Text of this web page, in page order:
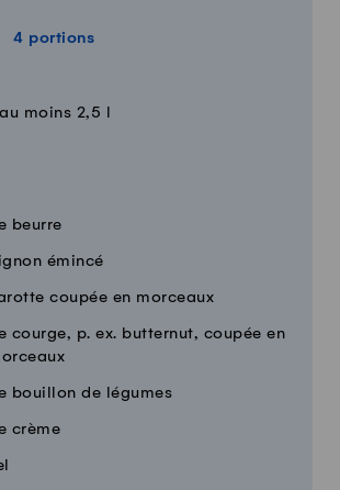
recette de 3 portions
la recette de 5 portions
4 portions
moins 2,5 l
beurre
émincé
coupée en morceaux
courge, p. ex. butternut, coupée en
bouillon de légumes
crème